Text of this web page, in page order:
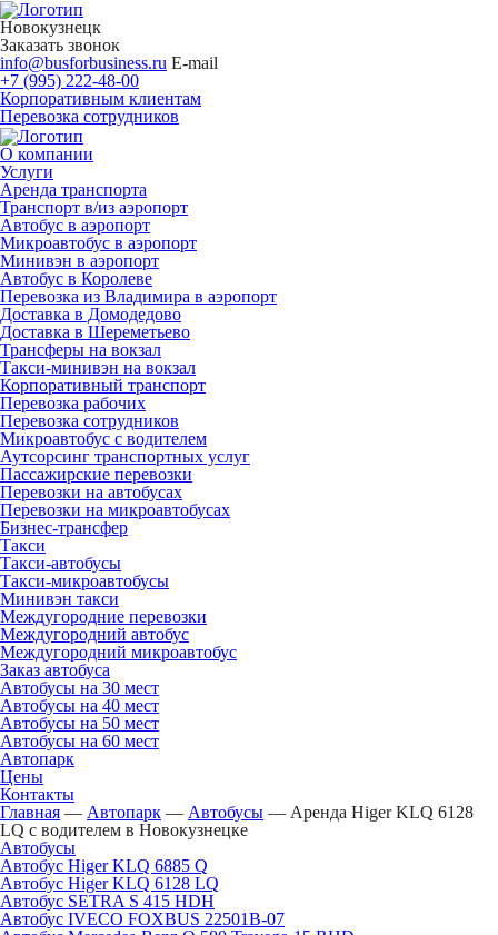
Новокузнецк
Заказать звонок
info@busforbusiness.ru E-mail
+7 (995) 222-48-00
Корпоративным клиентам
Перевозка сотрудников
О компании
Услуги
Аренда транспорта
Транспорт в/из аэропорт
Автобус в аэропорт
Микроавтобус в аэропорт
Минивэн в аэропорт
Автобус в Королеве
Перевозка из Владимира в аэропорт
Доставка в Домодедово
Доставка в Шереметьево
Трансферы на вокзал
Такси-минивэн на вокзал
Корпоративный транспорт
Перевозка рабочих
Перевозка сотрудников
Микроавтобус с водителем
Аутсорсинг транспортных услуг
Пассажирские перевозки
Перевозки на автобусах
Перевозки на микроавтобусах
Бизнес-трансфер
Такси
Такси-автобусы
Такси-микроавтобусы
Минивэн такси
Междугородние перевозки
Междугородний автобус
Междугородний микроавтобус
Заказ автобуса
Автобусы на 30 мест
Автобусы на 40 мест
Автобусы на 50 мест
Автобусы на 60 мест
Автопарк
Цены
Контакты
Главная — Автопарк — Автобусы — Аренда Higer KLQ 6128
LQ с водителем в Новокузнецке
Автобусы
Автобус Higer KLQ 6885 Q
Автобус Higer KLQ 6128 LQ
Автобус SETRA S 415 HDH
Автобус IVECO FOXBUS 22501В-07